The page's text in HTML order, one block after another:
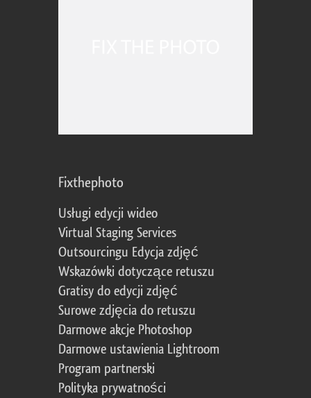
Fixthephoto
Usługi edycji wideo
Virtual Staging Services
Outsourcingu Edycja zdjęć
Wskazówki dotyczące retuszu
Gratisy do edycji zdjęć
Surowe zdjęcia do retuszu
Darmowe akcje Photoshop
Darmowe ustawienia Lightroom
Program partnerski
Polityka prywatności